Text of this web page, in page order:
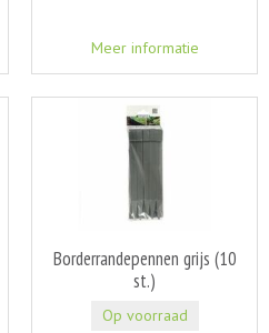
Meer informatie
Borderrandepennen grijs (10
st.)
Op voorraad